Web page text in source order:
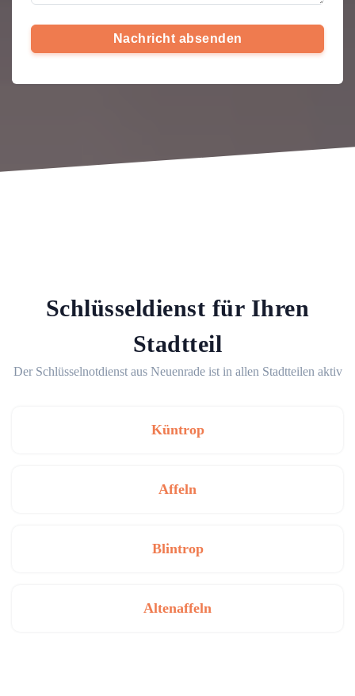
Nachricht absenden
Schlüsseldienst für Ihren
Stadtteil
Der Schlüsselnotdienst aus Neuenrade ist in allen Stadtteilen aktiv
Küntrop
Affeln
Blintrop
Altenaffeln